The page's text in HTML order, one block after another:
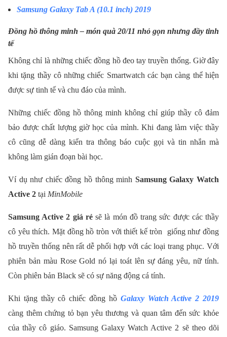
Samsung Galaxy Tab A (10.1 inch) 2019
Đồng hồ thông minh – món quà 20/11 nhỏ gọn nhưng đầy tinh
tế
Không chỉ là những chiếc đồng hồ đeo tay truyền thống. Giờ đây
khi tặng thầy cô những chiếc Smartwatch các bạn càng thể hiện
được sự tinh tế và chu đáo của mình.
Những chiếc đồng hồ thông minh không chỉ giúp thầy cô đảm
bảo được chất lượng giờ học của mình. Khi đang làm việc thầy
cô cũng dễ dàng kiển tra thông báo cuộc gọi và tin nhắn mà
không làm gián đoạn bài học.
Ví dụ như chiếc đồng hồ thông minh Samsung Galaxy Watch
Active 2 tại MinMobile
Samsung Active 2 giá rẻsẽ là món đồ trang sức được các thầy
cô yêu thích. Mặt đồng hồ tròn với thiết kế tròn giống như đồng
hồ truyền thống nên rất dễ phối hợp với các loại trang phục. Với
phiên bản màu Rose Gold nó lại toát lên sự đáng yêu, nữ tính.
Còn phiên bản Black sẽ có sự năng động cá tính.
Khi tặng thầy cô chiếc đồng hồ Galaxy Watch Active 2 2019
càng thêm chứng tỏ bạn yêu thương và quan tâm đến sức khỏe
của thầy cô giáo. Samsung Galaxy Watch Active 2 sẽ theo dõi